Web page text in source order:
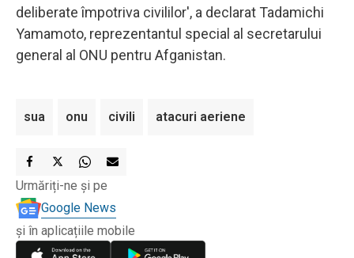
deliberate împotriva civililor', a declarat Tadamichi
Yamamoto, reprezentantul special al secretarului
general al ONU pentru Afganistan.
sua onu civili atacuri aeriene
Urmăriți-ne și pe
Google News
și în aplicațiile mobile